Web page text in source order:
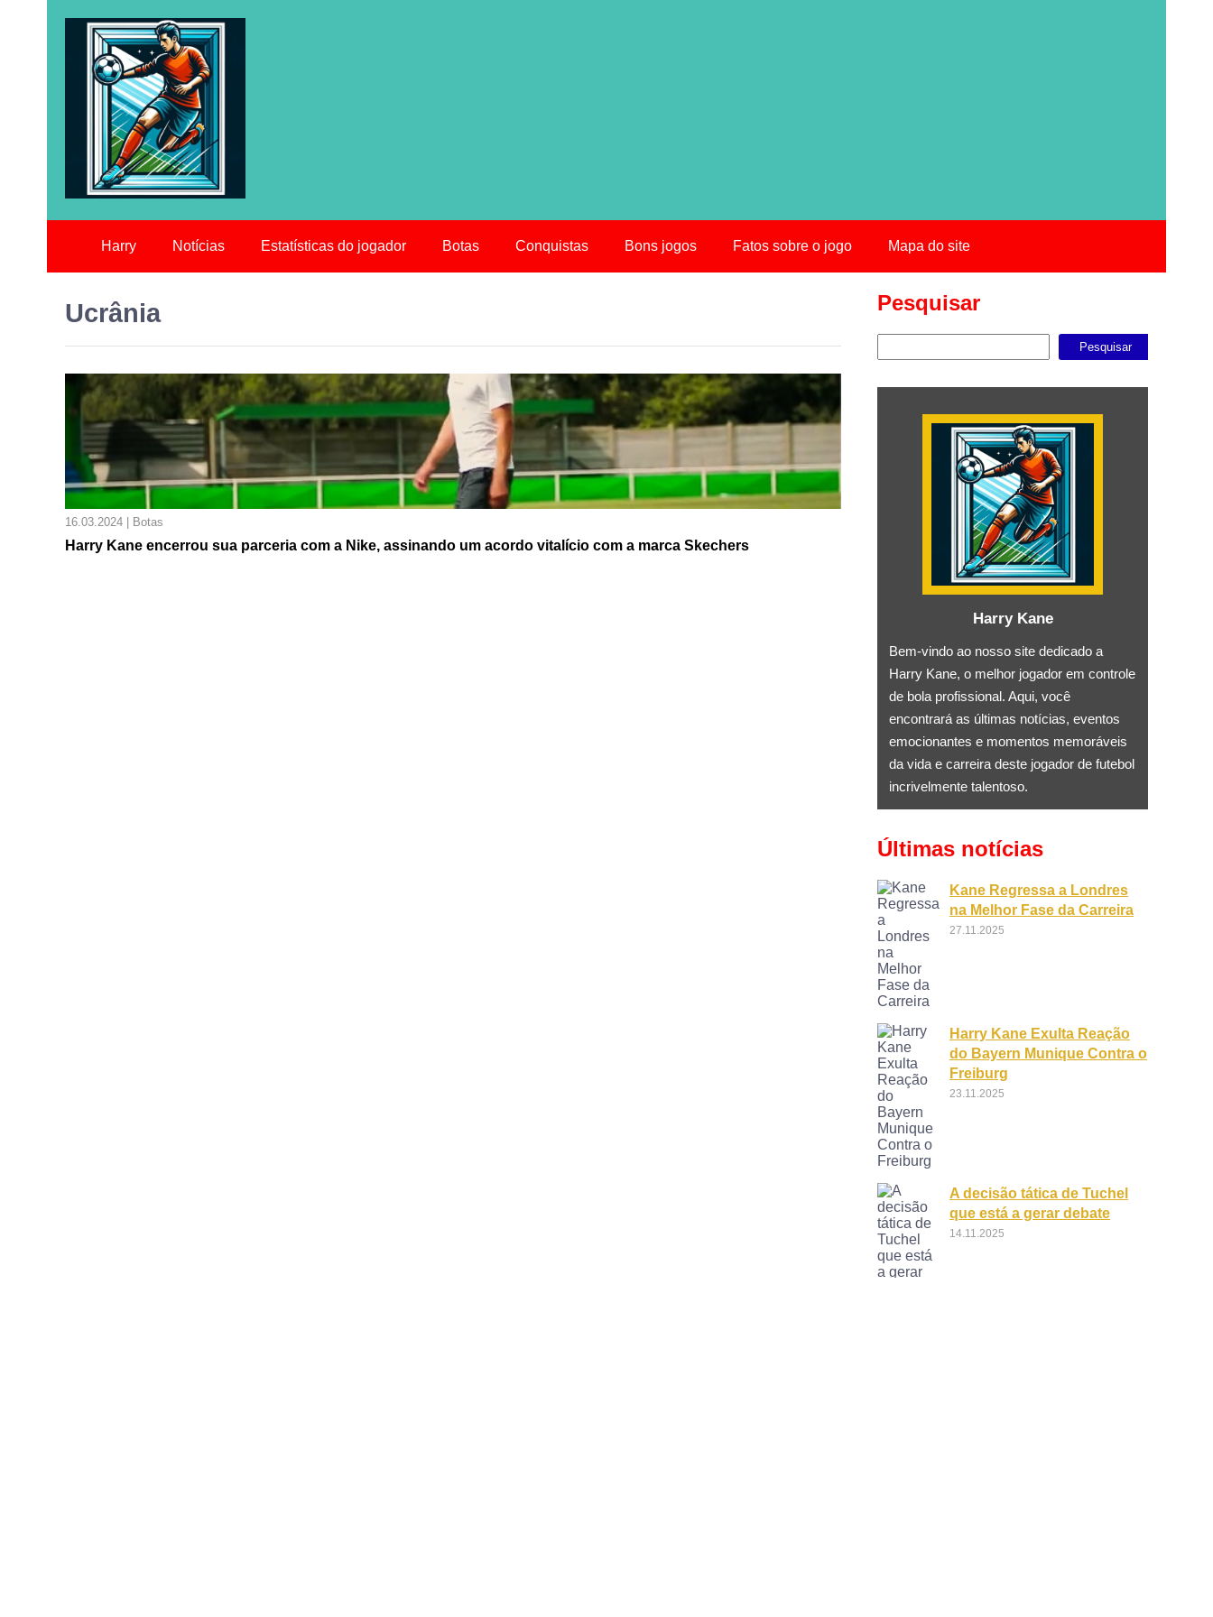
Harry Notícias Estatísticas do jogador Botas Conquistas Bons jogos Fatos sobre o jogo Mapa do site
Ucrânia
16.03.2024 | Botas
Harry Kane encerrou sua parceria com a Nike, assinando um acordo vitalício com a marca Skechers
Pesquisar
Pesquisar
Harry Kane
Bem-vindo ao nosso site dedicado a
Harry Kane, o melhor jogador em controle
de bola profissional. Aqui, você
encontrará as últimas notícias, eventos
emocionantes e momentos memoráveis ​​
da vida e carreira deste jogador de futebol
incrivelmente talentoso.
Últimas notícias
Kane Regressa a Londres
na Melhor Fase da Carreira
27.11.2025
Harry Kane Exulta Reação
do Bayern Munique Contra o
Freiburg
23.11.2025
A decisão tática de Tuchel
que está a gerar debate
14.11.2025